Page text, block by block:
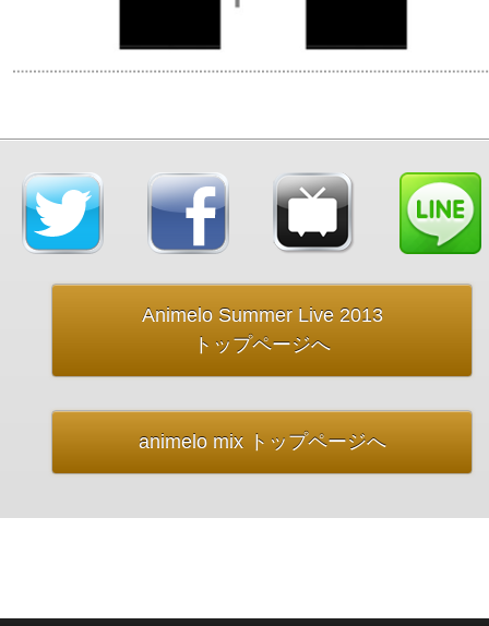
Animelo Summer Live 2013
トップページへ
animelo mix トップページへ